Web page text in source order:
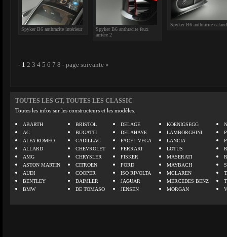
Spyker B6 anthracite intérieur
Spyker B6 anthracite feux
arrière 2
Spyker B6 anthracite
- 1 2 3 4 5 6 7 8 - page suivante »
TOUTES LES GT, TOUTES LES CLASSIC
Toutes les infos sur les constructeurs et les modèles.
ABARTH
AC
ALFA ROMEO
ALLARD
AMG
ASTON MARTIN
AUDI
BENTLEY
BMW
BRISTOL
BUGATTI
CADILLAC
CHEVROLET
CHRYSLER
CITROEN
COOPER
DAIMLER
DE TOMASO
DELAGE
DELAHAYE
FACEL VEGA
FERRARI
FISKER
FORD
ISO RIVOLTA
JAGUAR
JENSEN
KOENIGSEGG
LAMBORGHINI
LANCIA
LOTUS
MASERATI
MAYBACH
MCLAREN
MERCEDES BENZ
MORGAN